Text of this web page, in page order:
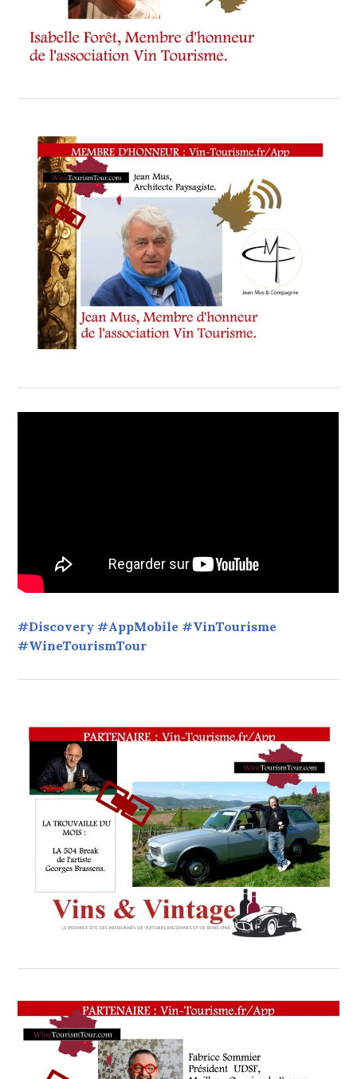
#Discovery #AppMobile #VinTourisme
#WineTourismTour